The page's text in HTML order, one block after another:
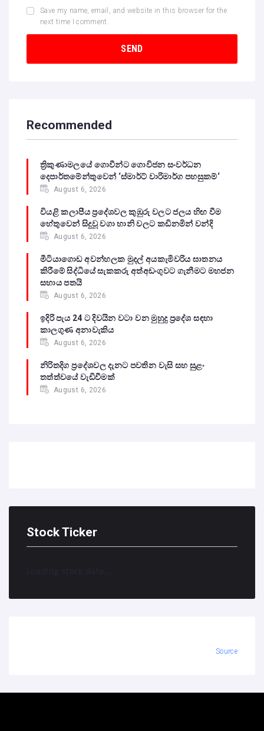
Save my name, email, and website in this browser for the
next time I comment.
Recommended
ත්‍රිකුණාමලයේ ගොවීන්ට ගොවිජන සංවර්ධන
දෙපාර්තමේන්තුවෙන් ‘ස්මාර්ට් වාරිමාර්ග පහසුකම්‘
August 6, 2026
වියළි කලාපීය ප්‍රදේශවල කුඹුරු වලට ජලය හිඟ වීම
හේතුවෙන් සිදුවූ වගා හානි වලට කඩිනමින් වන්දි
August 6, 2026
මීටියාගොඩ අවන්හලක මුදල් අයකැමිවරිය ඝාතනය
කිරීමේ සිද්ධියේ සැකකරු අත්අඩංගුවට ගැනීමට මහජන
සහාය පතයි
August 6, 2026
ඉදිරි පැය 24 ට දිවයින වටා වන මුහුදු ප්‍රදේශ සඳහා
කාලගුණ අනාවැකිය
August 6, 2026
නිරිතදිග ප්‍රදේශවල දැනට පවතින වැසි සහ සුළං
තත්ත්වයේ වැඩිවීමක්
August 6, 2026
Stock Ticker
Loading stock data...
Source